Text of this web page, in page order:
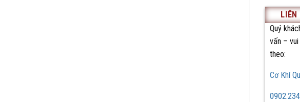
Quý
vấn –
theo:
Cơ Khí